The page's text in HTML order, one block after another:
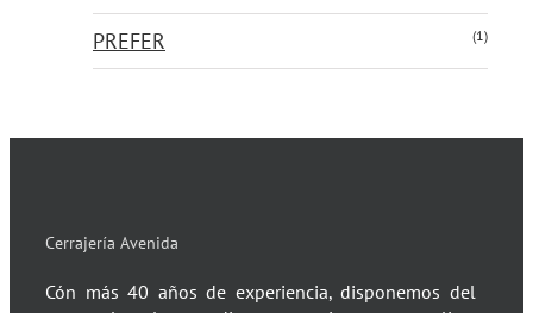
PREFER (1)
Cerrajería Avenida
Cón más 40 años de experiencia, disponemos del